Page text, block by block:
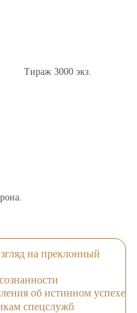
Тираж 3000 экз.
на преклонный
об истинном успехе
спецслужб